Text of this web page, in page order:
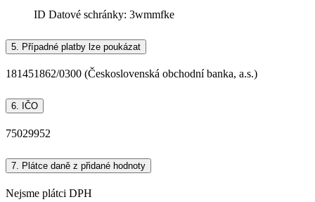
ID Datové schránky: 3wmmfke
5. Případné platby lze poukázat
181451862/0300 (Československá obchodní banka, a.s.)
6. IČO
75029952
7. Plátce daně z přidané hodnoty
Nejsme plátci DPH